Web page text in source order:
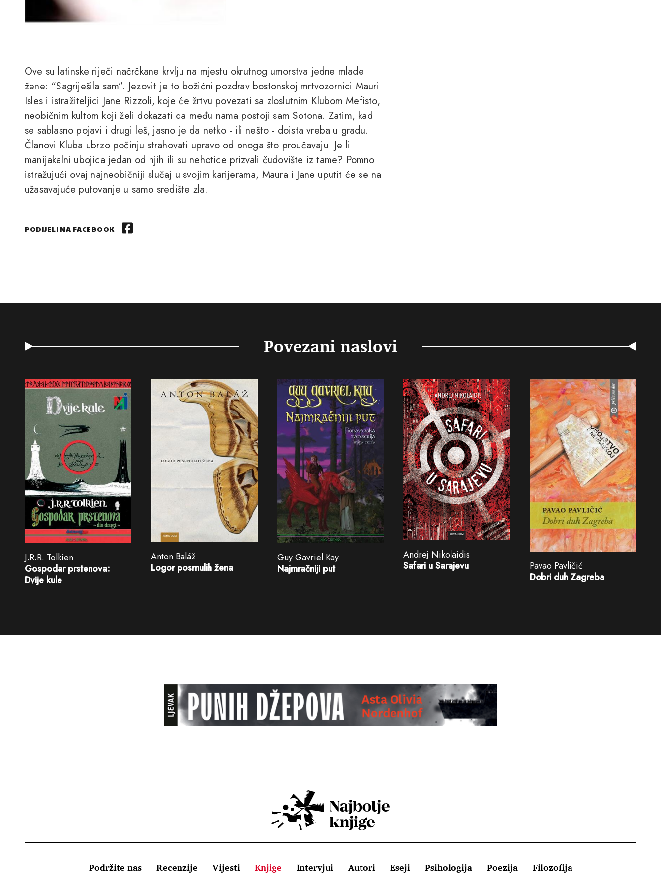
Ove su latinske riječi načrčkane krvlju na mjestu okrutnog umorstva jedne mlade
žene: “Sagriješila sam”. Jezovit je to božićni pozdrav bostonskoj mrtvozornici Mauri
Isles i istražiteljici Jane Rizzoli, koje će žrtvu povezati sa zloslutnim Klubom Mefisto,
neobičnim kultom koji želi dokazati da među nama postoji sam Sotona. Zatim, kad
se sablasno pojavi i drugi leš, jasno je da netko - ili nešto - doista vreba u gradu.
Članovi Kluba ubrzo počinju strahovati upravo od onoga što proučavaju. Je li
manijakalni ubojica jedan od njih ili su nehotice prizvali čudovište iz tame? Pomno
istražujući ovaj najneobičniji slučaj u svojim karijerama, Maura i Jane uputit će se na
užasavajuće putovanje u samo središte zla.
PODIJELI NA FACEBOOK
Povezani naslovi
J.R.R. Tolkien
Gospodar prstenova:
Dvije kule
Anton Baláž
Logor posrnulih žena
Guy Gavriel Kay
Najmračniji put
Andrej Nikolaidis
Safari u Sarajevu
Pavao Pavličić
Dobri duh Zagreba
Podržite nas Recenzije Vijesti Knjige Intervjui Autori Eseji Psihologija Poezija Filozofija